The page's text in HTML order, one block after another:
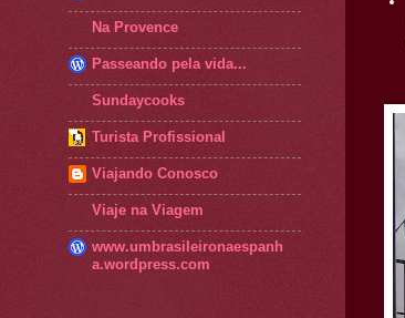
Na Provence
Passeando pela vida...
Sundaycooks
Turista Profissional
Viajando Conosco
Viaje na Viagem
www.umbrasileironaespanh
a.wordpress.com